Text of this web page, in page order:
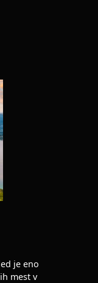
je eno
mest v